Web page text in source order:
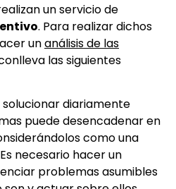
un servicio de
. Para realizar dichos
unanálisis de las
las siguientes
diariamente
puede desencadenar en
como una
necesario hacer un
problemas asumibles